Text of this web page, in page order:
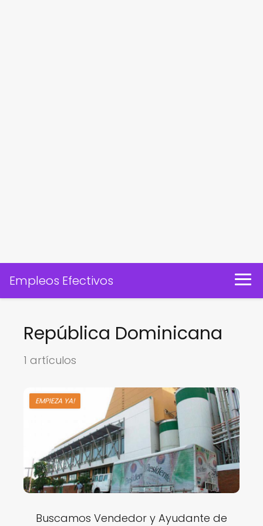
Empleos Efectivos
República Dominicana
1 artículos
EMPIEZA YA!
Buscamos Vendedor y Ayudante de